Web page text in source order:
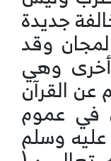
جديدة
وقد
وهي
القرآن
في عموم
وسلم